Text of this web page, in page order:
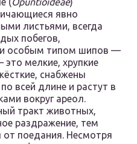
явно
листьями, всегда
побегов,
и особым типом шипов —
мелкие, хрупкие
снабжены
всей длине и растут в
вокруг ареол.
тракт животных,
раздражение, тем
поедания. Несмотря